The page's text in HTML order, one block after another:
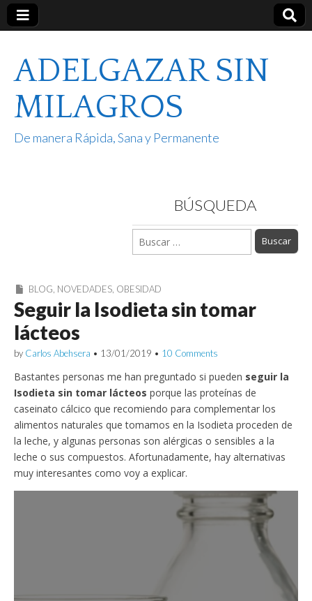
ADELGAZAR SIN
MILAGROS
De manera Rápida, Sana y Permanente
BÚSQUEDA
Buscar:
BLOG, NOVEDADES, OBESIDAD
Seguir la Isodieta sin tomar
lácteos
by Carlos Abehsera • 13/01/2019 • 10 Comments
Bastantes personas me han preguntado si pueden seguir la
Isodieta sin tomar lácteos porque las proteínas de
caseinato cálcico que recomiendo para complementar los
alimentos naturales que tomamos en la Isodieta proceden de
la leche, y algunas personas son alérgicas o sensibles a la
leche o sus compuestos. Afortunadamente, hay alternativas
muy interesantes como voy a explicar.